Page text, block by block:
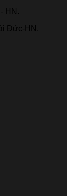
HN.
Đức-HN.